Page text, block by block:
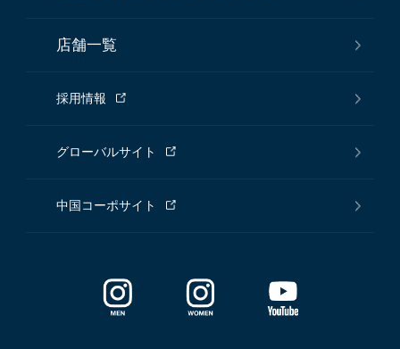
店舗一覧
採用情報
グローバルサイト
中国コーポサイト